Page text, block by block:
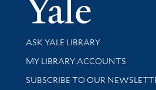
Library Services
ASK YALE LIBRARY
Get research help and support
MY LIBRARY ACCOUNTS
SUBSCRIBE TO OUR